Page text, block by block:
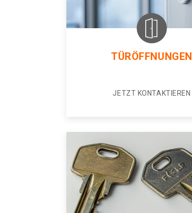
TÜRÖFFNUNGEN
JETZT KONTAKTIEREN